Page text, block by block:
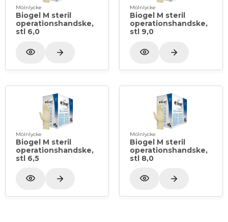
Mölnlycke
Biogel M steril
operationshandske,
stl 6,0
Mölnlycke
Biogel M steril
operationshandske,
stl 9,0
Mölnlycke
Biogel M steril
operationshandske,
stl 6,5
Mölnlycke
Biogel M steril
operationshandske,
stl 8,0